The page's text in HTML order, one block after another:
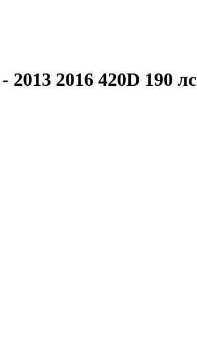
2016 420D 190 лс